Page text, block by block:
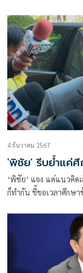
4 ธันวาคม 2567
'พิชัย' รีบย้ำแค่ศึ
‘พิชัย’ แจง แค่แนวคิด
ก็ทำกัน ชี้ขอเวลาศึกษ